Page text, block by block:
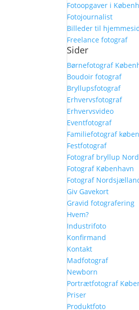
Fotoopgaver i
Fotojournalist
Billeder til
Freelance fotograf
Sider
Børnefotograf
Boudoir fotograf
Bryllupsfotograf
Erhvervsfotograf
Erhvervsvideo
Eventfotograf
Familiefotograf
Festfotograf
Fotograf bryllup
Fotograf København
Fotograf
Giv Gavekort
Gravid fotografering
Hvem?
Industrifoto
Konfirmand
Kontakt
Madfotograf
Newborn
Portrætfotograf
Priser
Produktfoto